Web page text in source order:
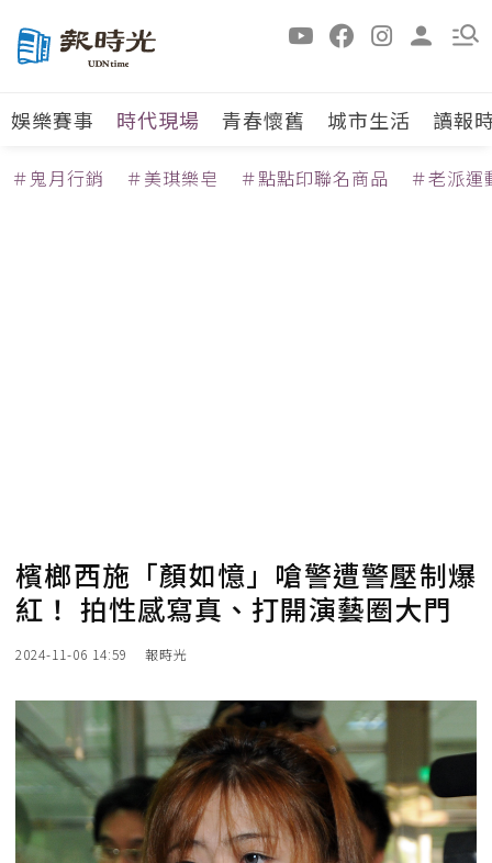
娛樂賽事 時代現場 青春懷舊 城市生活 讀報
＃鬼月行銷 ＃美琪樂皂 ＃點點印聯名商品 ＃老派運
檳榔西施「顏如憶」嗆警遭警壓制爆
紅！ 拍性感寫真、打開演藝圈大門
2024-11-06 14:59 報時光